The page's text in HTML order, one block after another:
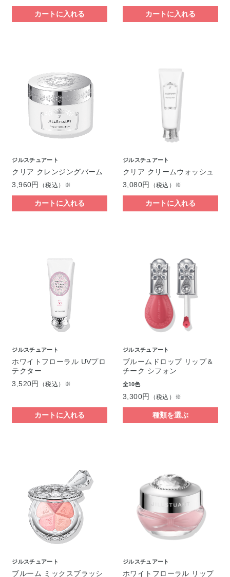
カートに入れる カートに入れる
ジルスチュアート
クリア クレンジングバーム
3,960円
（税込）※
カートに入れる
ジルスチュアート
クリア クリームウォッシュ
3,080円
（税込）※
カートに入れる
ジルスチュアート
ホワイトフローラル UVプロ
テクター
3,520円
（税込）※
カートに入れる
ジルスチュアート
ブルームドロップ リップ＆
チーク シフォン
全10色
3,300円 （税込）※
種類を選ぶ
ジルスチュアート
ブルーム ミックスブラッシ
ジルスチュアート
ホワイトフローラル リップ